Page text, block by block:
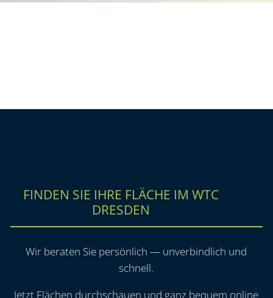
FINDEN SIE IHRE FLÄCHE IM WTC
DRESDEN
Wir beraten Sie persönlich — unverbindlich und
schnell.
Jetzt Flächen durchschauen und ganz bequem online